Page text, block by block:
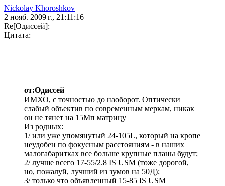
Nickolay Khoroshkov
2 нояб. 2009 г., 21:11:16
Re[Одиссей]:
Цитата:
от:Одиссей
ИМХО, с точностью до наоборот. Оптически
слабый объектив по современным меркам, никак
он не тянет на 15Мп матрицу
Из родных:
1/ или уже упомянутый 24-105L, который на кропе
неудобен по фокусным расстояниям - в наших
малогабаритках все больше крупные планы будут;
2/ лучше всего 17-55/2.8 IS USM (тоже дорогой,
но, пожалуй, лучший из зумов на 50Д);
3/ только что объявленный 15-85 IS USM